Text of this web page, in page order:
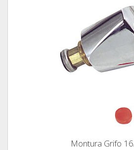
Montura Grifo